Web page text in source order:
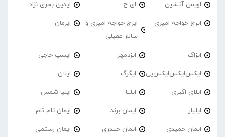
اویس آتشین ای ج ایدین بحری نژاد
ایرج خواجه امیری
ایرج خواجه امیری و
سالار عقیلی
ایرمان
ایزاک ایزدمهر ایسپ حاجی
ایکس‌ایکس‌ایکس‌پی ایگرگ ایلان
ایلای اکبری ایلیا ایلیا شمس
ایلیار ایمان برند ایمان تام تام
ایمان حمیدی ایمان حیدری ایمان رستمی